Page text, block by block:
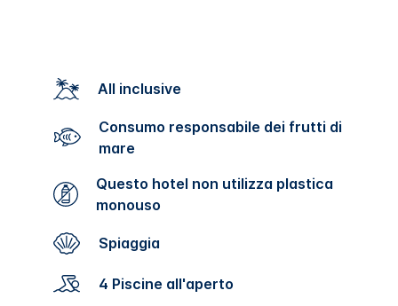
All inclusive
Consumo responsabile dei frutti di
mare
Questo hotel non utilizza plastica
monouso
Spiaggia
4 Piscine all'aperto